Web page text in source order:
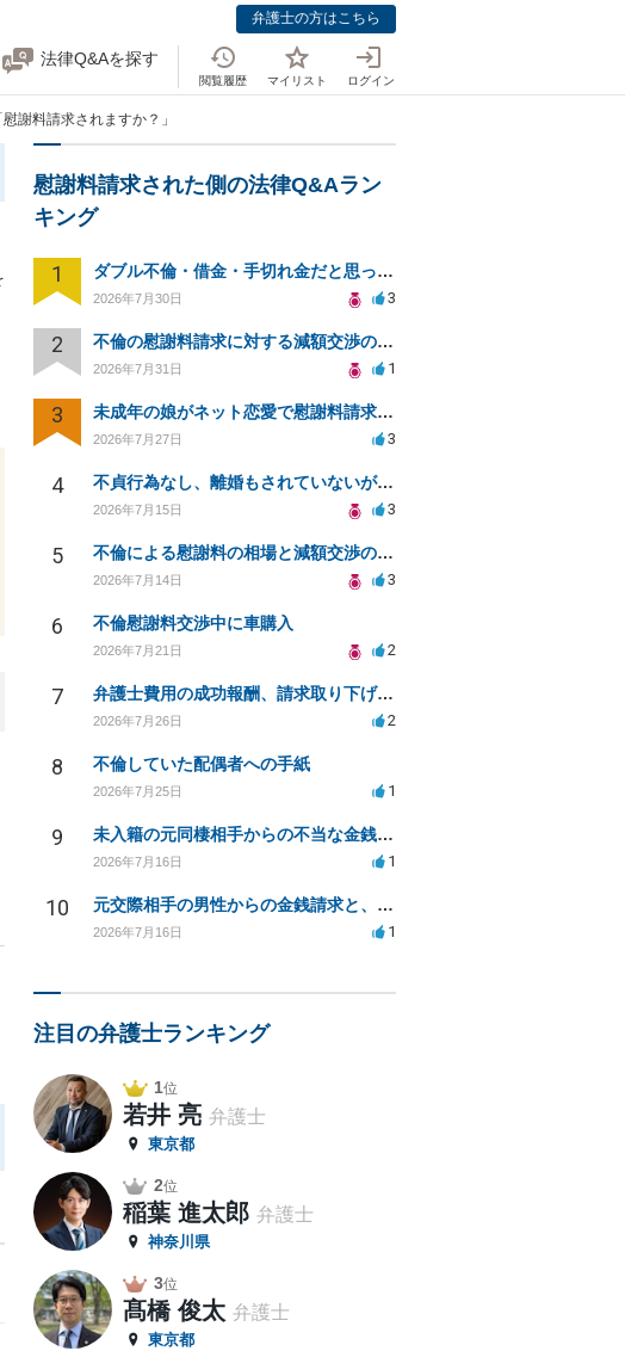
弁護士の方はこちら
法律Q&Aを探す
閲覧履歴 マイリスト ログイン
謝料請求されますか？」
慰謝料請求された側の法律Q&Aラン
キング
1 ダブル不倫・借金・手切れ金だと思っていたお金を1年後いまさら脅迫罪として通知書が来てまとめて請求
2026年7月30日 3
2 不倫の慰謝料請求に対する減額交渉の可能性と対策
2026年7月31日 1
3 未成年の娘がネット恋愛で慰謝料請求を受けた場合の対処法は？
2026年7月27日 3
4 不貞行為なし、離婚もされていないが奥様が作られた示談書にサインをしてしまいました。効力はありますか？
2026年7月15日 3
5 不倫による慰謝料の相場と減額交渉の可能性について
2026年7月14日 3
6 不倫慰謝料交渉中に車購入
2026年7月21日 2
7 弁護士費用の成功報酬、請求取り下げで減額可能か？
2026年7月26日 2
8 不倫していた配偶者への手紙
2026年7月25日 1
9 未入籍の元同棲相手からの不当な金銭請求と合意書面の強要について
2026年7月16日 1
10 元交際相手の男性からの金銭請求と、つきまとい行為について
2026年7月16日 1
注目の弁護士ランキング
1位
若井 亮 弁護士
東京都
2位
稲葉 進太郎 弁護士
神奈川県
3位
髙橋 俊太 弁護士
東京都